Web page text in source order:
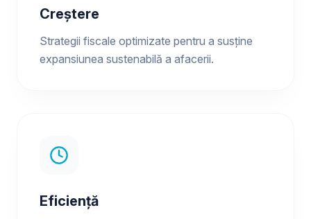
Creștere
Strategii fiscale optimizate pentru a susține
expansiunea sustenabilă a afacerii.
Eficiență